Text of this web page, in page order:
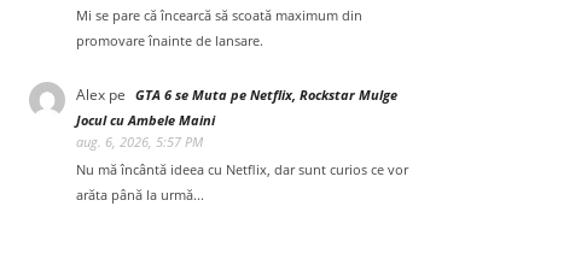
Mi se pare că încearcă să scoată maximum din
promovare înainte de lansare.
Alex pe GTA 6 se Muta pe Netflix, Rockstar Mulge
Jocul cu Ambele Maini
aug. 6, 2026, 5:57 PM
Nu mă încântă ideea cu Netflix, dar sunt curios ce vor
arăta până la urmă...